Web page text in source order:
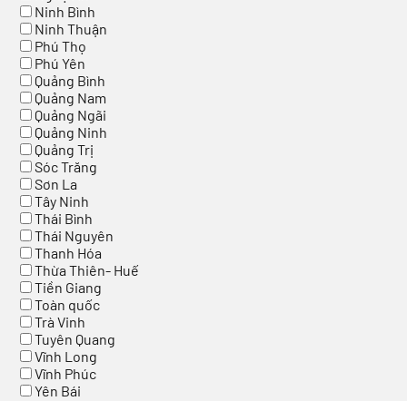
Ninh Bình
Ninh Thuận
Phú Thọ
Phú Yên
Quảng Bình
Quảng Nam
Quảng Ngãi
Quảng Ninh
Quảng Trị
Sóc Trăng
Sơn La
Tây Ninh
Thái Bình
Thái Nguyên
Thanh Hóa
Thừa Thiên- Huế
Tiền Giang
Toàn quốc
Trà Vinh
Tuyên Quang
Vĩnh Long
Vĩnh Phúc
Yên Bái